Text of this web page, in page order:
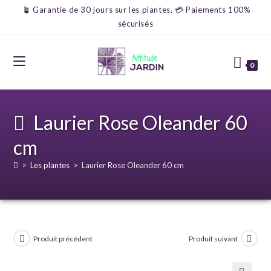
🪴 Garantie de 30 jours sur les plantes, 💳 Paiements 100%
sécurisés
0
Laurier Rose Oleander 60
cm
> Les plantes > Laurier Rose Oleander 60 cm
Produit précédent Produit suivant